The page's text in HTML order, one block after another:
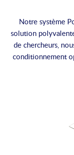
Notre système
solution
de chercheurs,
conditionnement